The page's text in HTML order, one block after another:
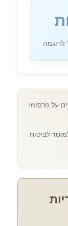
על פרסומי
לביטוח